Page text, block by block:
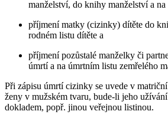
manželství, do knihy manželství a
příjmení matky (cizinky) dítěte do
rodném listu dítěte a
příjmení pozůstalé manželky či
úmrtí a na úmrtním listu zemřelého
Při zápisu úmrtí cizinky se uvede v
ženy v mužském tvaru, bude-li jeho
dokladem, popř. jinou veřejnou listinou.